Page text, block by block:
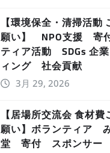
【環境保全・清掃活動
願い】 NPO支援 寄
ティア活動 SDGs 企
ィング 社会貢献
3月 29, 2026
【居場所交流会 食材
願い】ボランティア
堂 寄付 スポンサー